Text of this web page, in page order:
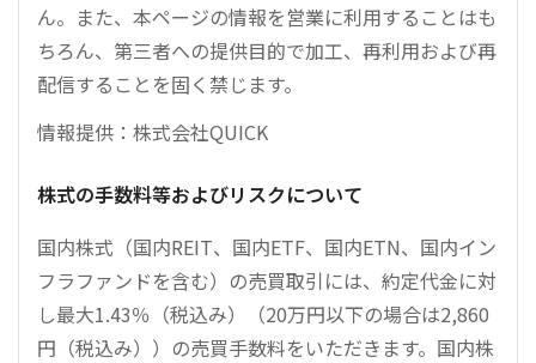
ん。また、本ページの情報を営業に利用することはも
ちろん、第三者への提供目的で加工、再利用および再
配信することを固く禁じます。
情報提供：株式会社QUICK
株式の手数料等およびリスクについて
国内株式（国内REIT、国内ETF、国内ETN、国内イン
フラファンドを含む）の売買取引には、約定代金に対
し最大1.43％（税込み）（20万円以下の場合は2,860
円（税込み））の売買手数料をいただきます。国内株